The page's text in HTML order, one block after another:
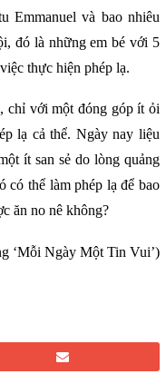
Emmanuel và bao nhiêu
đó là những em bé với 5
thực hiện phép lạ.
chỉ với một đóng góp ít ỏi
lạ cả thể. Ngày nay liệu
ít san sẻ do lòng quảng
có thể làm phép lạ để bao
ăn no nê không?
‘Mỗi Ngày Một Tin Vui’)